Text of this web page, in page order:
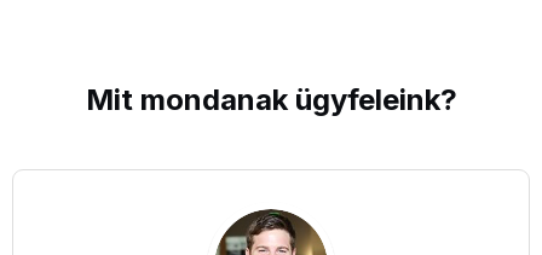
Mit mondanak ügyfeleink?